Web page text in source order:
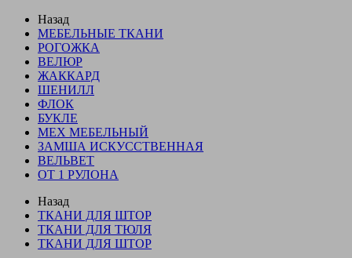
Назад
МЕБЕЛЬНЫЕ ТКАНИ
РОГОЖКА
ВЕЛЮР
ЖАККАРД
ШЕНИЛЛ
ФЛОК
БУКЛЕ
МЕХ МЕБЕЛЬНЫЙ
ЗАМША ИСКУССТВЕННАЯ
ВЕЛЬВЕТ
ОТ 1 РУЛОНА
Назад
ТКАНИ ДЛЯ ШТОР
ТКАНИ ДЛЯ ТЮЛЯ
ТКАНИ ДЛЯ ШТОР